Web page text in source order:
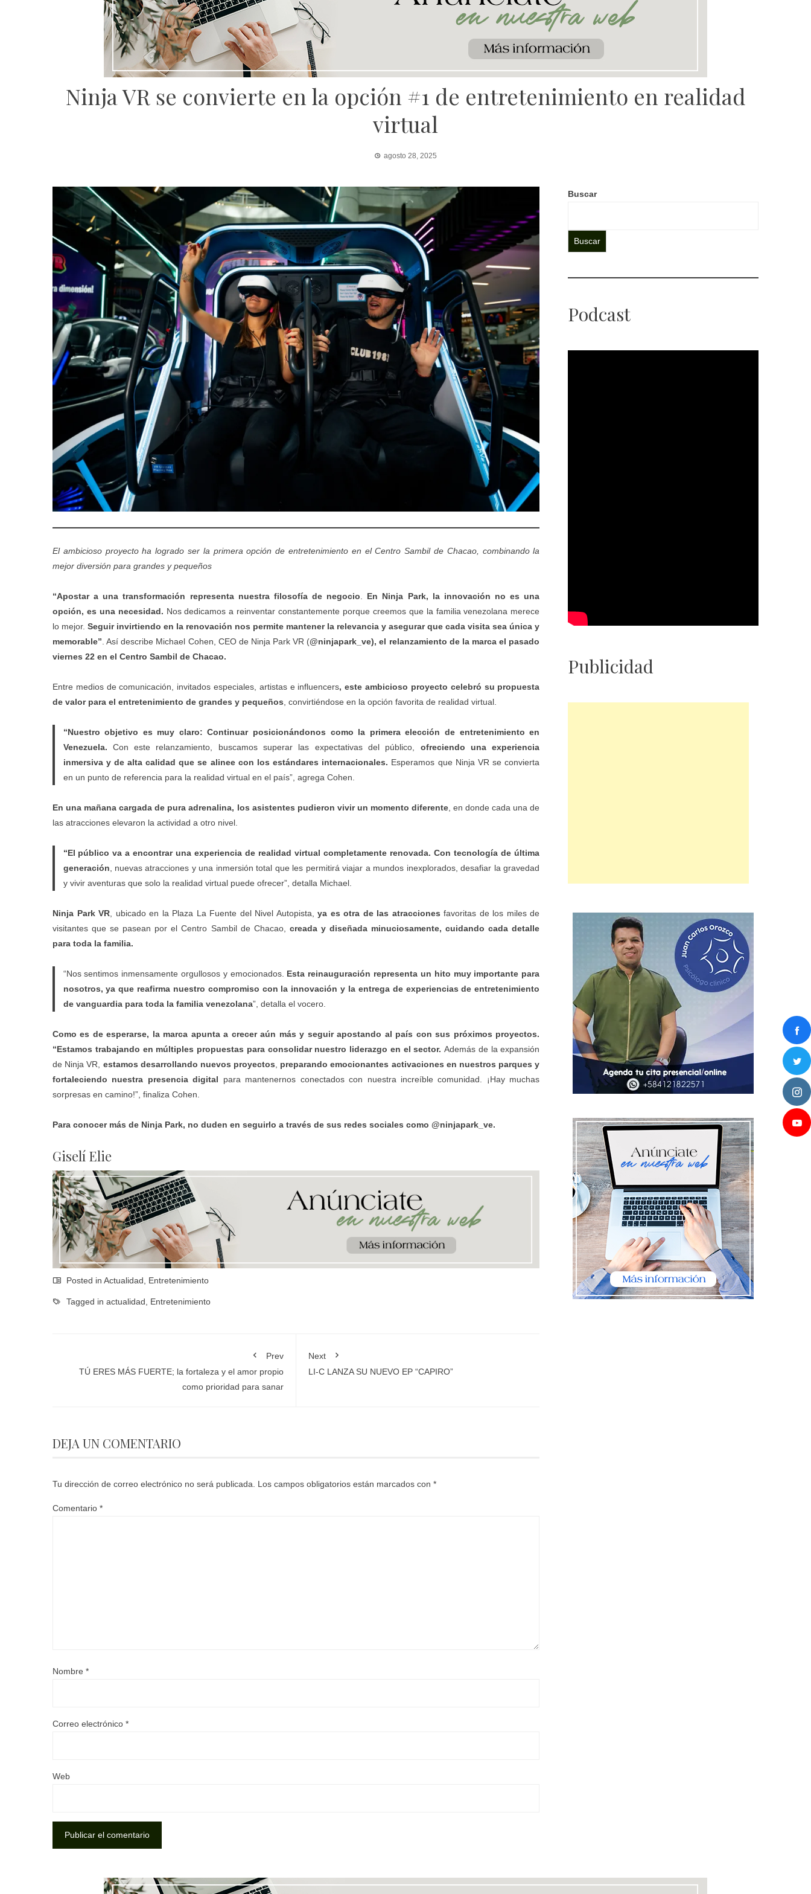
Ninja VR se convierte en la opción #1 de entretenimiento en realidad
virtual
agosto 28, 2025
El ambicioso proyecto ha logrado ser la primera opción de entretenimiento en el Centro Sambil de Chacao, combinando la
mejor diversión para grandes y pequeños
“Apostar a una transformación representa nuestra filosofía de negocio
En Ninja Park, la innovación no es una
opción, es una necesidad. Nos dedicamos a reinventar constantemente porque creemos que la familia venezolana merece
lo mejor.Seguir invirtiendo en la renovación nos permite mantener la relevancia y asegurar que cada visita sea única y
memorable” . Así describe Michael Cohen, CEO de Ninja Park VR (@ninjapark_ve), el relanzamiento de la marca el pasado
viernes 22 en el Centro Sambil de Chacao.
Entre medios de comunicación, invitados especiales, artistas e influencers, este ambicioso proyecto celebró su propuesta
de valor para el entretenimiento de grandes y pequeños , convirtiéndose en la opción favorita de realidad virtual.
“Nuestro objetivo es muy claro: Continuar posicionándonos como la primera elección de entretenimiento en
Venezuela. Con este relanzamiento, buscamos superar las expectativas del público, ofreciendo una experiencia
inmersiva y de alta calidad que se alinee con los estándares internacionales. Esperamos que Ninja VR se convierta
en un punto de referencia para la realidad virtual en el país”, agrega Cohen.
En una mañana cargada de pura adrenalina, los asistentes pudieron vivir un momento diferente, en donde cada una de
las atracciones elevaron la actividad a otro nivel.
“El público va a encontrar una experiencia de realidad virtual completamente renovada. Con tecnología de última
generación , nuevas atracciones y una inmersión total que les permitirá viajar a mundos inexplorados, desafiar la gravedad
y vivir aventuras que solo la realidad virtual puede ofrecer”, detalla Michael.
Ninja Park VR , ubicado en la Plaza La Fuente del Nivel Autopista,ya es otra de las atracciones favoritas de los miles de
visitantes que se pasean por el Centro Sambil de Chacao, creada y diseñada minuciosamente, cuidando cada detalle
para toda la familia.
“Nos sentimos inmensamente orgullosos y emocionados. Esta reinauguración representa un hito muy importante para
nosotros, ya que reafirma nuestro compromiso con la innovación y la entrega de experiencias de entretenimiento
de vanguardia para toda la familia venezolana”, detalla el vocero.
Como es de esperarse, la marca apunta a crecer aún más y seguir apostando al país con sus próximos proyectos.
“Estamos trabajando en múltiples propuestas para consolidar nuestro liderazgo en el sector. Además de la expansión
de Ninja VR, estamos desarrollando nuevos proyectos
preparando emocionantes activaciones en nuestros parques y
fortaleciendo nuestra presencia digital para mantenernos conectados con nuestra increíble comunidad. ¡Hay muchas
sorpresas en camino!”, finaliza Cohen.
Para conocer más de Ninja Park, no duden en seguirlo a través de sus redes sociales como @ninjapark_ve.
Giselí Elie
Posted in Actualidad Entretenimiento
Tagged in actualidad Entretenimiento
Prev
TÚ ERES MÁS FUERTE; la fortaleza y el amor propio
como prioridad para sanar
Next
LI-C LANZA SU NUEVO EP “CAPIRO”
DEJA UN COMENTARIO
Tu dirección de correo electrónico no será publicada. Los campos obligatorios están marcados con *
Comentario *
Nombre *
Correo electrónico *
Web
Buscar
Buscar
Podcast
Publicidad